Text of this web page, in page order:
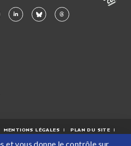
MENTIONS LÉGALES PLAN DU SITE
DONNÉES PERSONNELLES
et vous donne le contrôle sur